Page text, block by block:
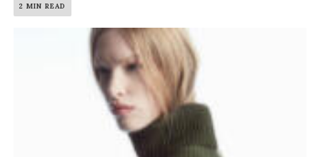
2 MIN READ